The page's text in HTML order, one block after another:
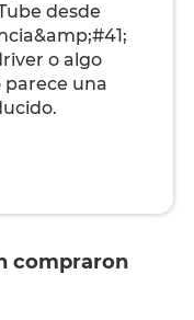
desde
o algo
parece una
compraron